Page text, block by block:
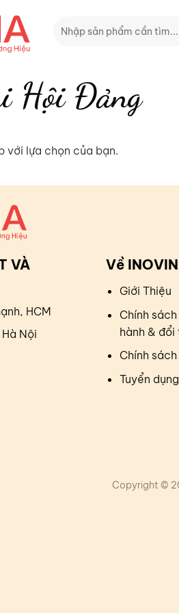
kiếm:
Hội Đảng
với lựa chọn của bạn.
VÀ
HCM
Nội
Về
Giới Thiệu
Chính
hành & đổi
Chính
Tuyển dụng
Copyright ©